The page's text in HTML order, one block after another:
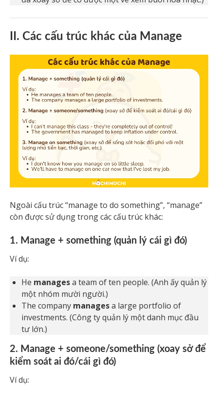
II. Các cấu trúc khác của Manage
Ngoài cấu trúc “manage to do something”, “manage”
còn được sử dụng trong các cấu trúc khác:
1. Manage + something (quản lý cái gì đó)
Ví dụ:
He managesa team of ten people. (Anh ấy quản lý
một nhóm mười người.)
The company managesa large portfolio of
investments. (Công ty quản lý một danh mục đầu
tư lớn.)
2. Manage + someone/something (xoay sở để
kiểm soát ai đó/cái gì đó)
Ví dụ: